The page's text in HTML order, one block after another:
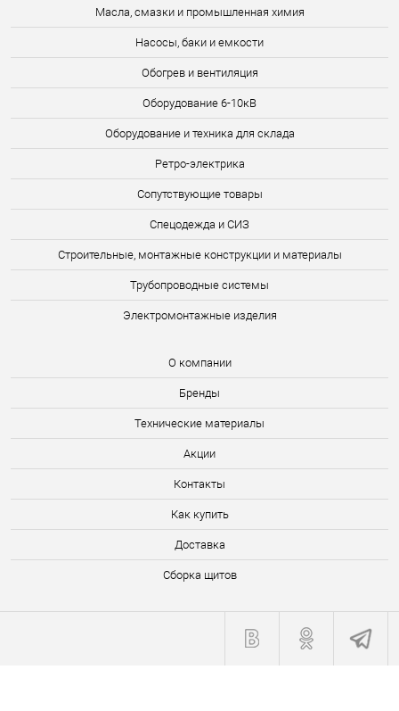
Масла, смазки и промышленная химия
Насосы, баки и емкости
Обогрев и вентиляция
Оборудование 6-10кВ
Оборудование и техника для склада
Ретро-электрика
Сопутствующие товары
Спецодежда и СИЗ
Строительные, монтажные конструкции и материалы
Трубопроводные системы
Электромонтажные изделия
О компании
Бренды
Технические материалы
Акции
Контакты
Как купить
Доставка
Сборка щитов